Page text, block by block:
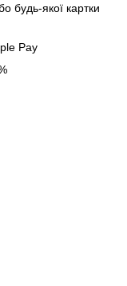
будь-якої картки
Pay